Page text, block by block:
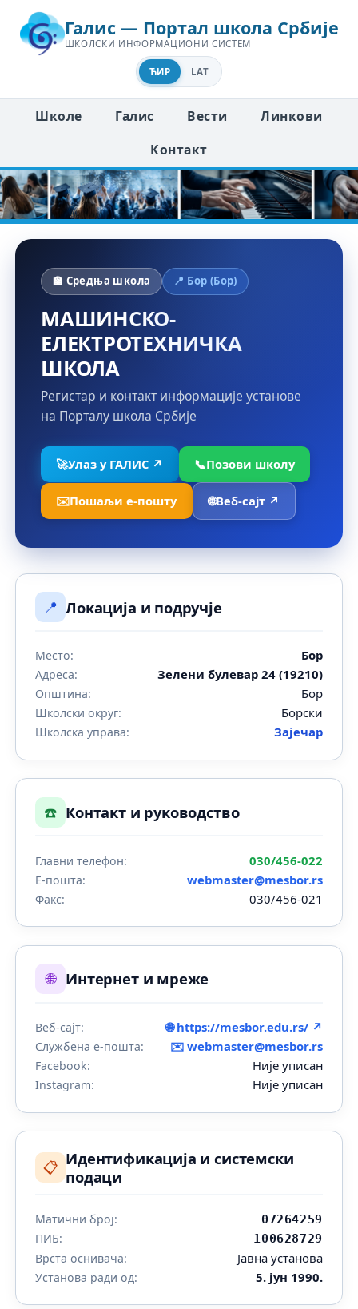
Галис — Портал школа Србије
ШКОЛСКИ ИНФОРМАЦИОНИ СИСТЕМ
ЋИР LAT
Школе Галис Вести
Линкови
Контакт
🏫 Средња школа 📍 Бор (Бор)
МАШИНСКО-
ЕЛЕКТРОТЕХНИЧКА
ШКОЛА
Регистар и контакт информације установе
на Порталу школа Србије
🚀Улаз у ГАЛИС ↗ 📞Позови школу
✉️Пошаљи е-пошту 🌐Веб-сајт ↗
📍 Локација и подручје
Место: Бор
Адреса: Зелени булевар 24 (19210)
Општина: Бор
Школски округ: Борски
Школска управа: Зајечар
☎️ Контакт и руководство
Главни телефон: 030/456-022
Е-пошта: webmaster@mesbor.rs
Факс: 030/456-021
🌐 Интернет и мреже
Веб-сајт: 🌐 https://mesbor.edu.rs/ ↗
Службена е-пошта: ✉️ webmaster@mesbor.rs
Facebook: Није уписан
Instagram: Није уписан
📋 Идентификација и системски
подаци
Матични број: 07264259
ПИБ: 100628729
Врста оснивача: Јавна установа
Установа ради од: 5. јун 1990.